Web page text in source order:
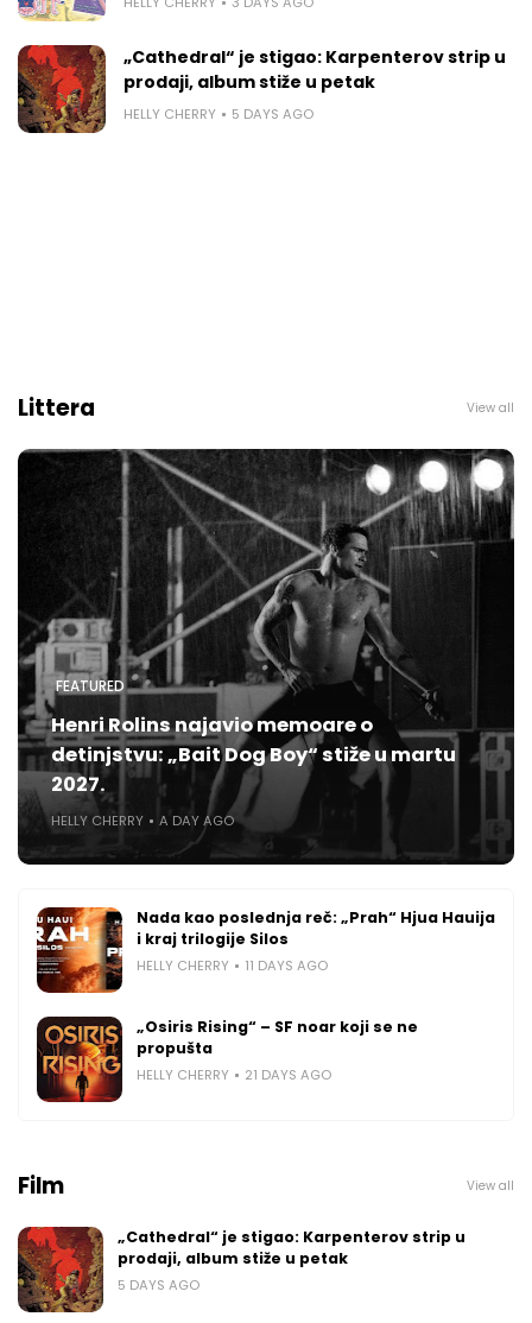
„Cathedral“ je stigao: Karpenterov strip u
prodaji, album stiže u petak
HELLY CHERRY 5 DAYS AGO
Littera View all
FEATURED
Henri Rolins najavio memoare o
detinjstvu: „Bait Dog Boy“ stiže u martu
2027.
HELLY CHERRY A DAY AGO
Nada kao poslednja reč: „Prah“ Hjua Hauija
i kraj trilogije Silos
HELLY CHERRY 11 DAYS AGO
„Osiris Rising“ – SF noar koji se ne
propušta
HELLY CHERRY 21 DAYS AGO
Film View all
„Cathedral“ je stigao: Karpenterov strip u
prodaji, album stiže u petak
5 DAYS AGO